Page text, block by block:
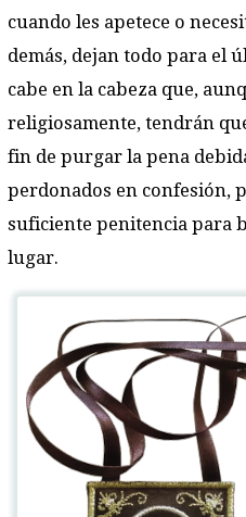
cuando les apetece o
demás, dejan todo para el
cabe en la cabeza que,
religiosamente, tendrán
fin de purgar la pena
perdonados en confesión,
suficiente penitencia para
lugar.